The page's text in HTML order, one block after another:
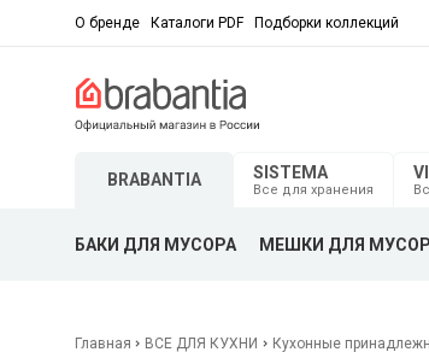
О бренде Каталоги PDF Подборки коллекций
BRABANTIA SISTEMA
Все для хранения
БАКИ ДЛЯ МУСОРА МЕШКИ ДЛЯ
Главная ВСЕ ДЛЯ КУХНИ Кухонные